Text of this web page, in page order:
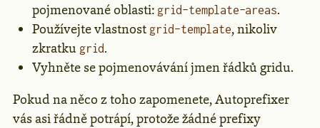
pojmenované oblasti: grid-template-areas.
Používejte vlastnost grid-template, nikoliv
zkratku grid.
Vyhněte se pojmenovávání jmen řádků gridu.
Pokud na něco z toho zapomenete, Autoprefixer
vás asi řádně potrápí, protože žádné prefixy